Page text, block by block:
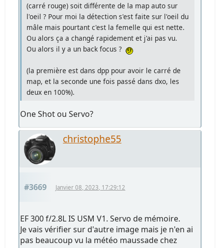
(carré rouge) soit différente de la map auto sur
l'oeil ? Pour moi la détection s'est faite sur l'oeil du
mâle mais pourtant c'est la femelle qui est nette.
Ou alors ça a changé rapidement et j'ai pas vu.
Ou alors il y a un back focus ?
(la première est dans dpp pour avoir le carré de
map, et la seconde une fois passé dans dxo, les
deux en 100%).
One Shot ou Servo?
christophe55
#3669 Janvier 08, 2023, 17:29:12
EF 300 f/2.8L IS USM V1. Servo de mémoire.
Je vais vérifier sur d'autre image mais je n'en ai
pas beaucoup vu la météo maussade chez